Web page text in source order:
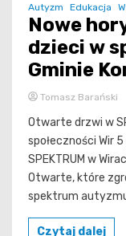
Autyzm Edukacja
Nowe
dzieci w
Gminie
Tomasz Barański
Otwarte drzwi w
społeczności Wir
SPEKTRUM w
Otwarte, które
spektrum
Czytaj dalej